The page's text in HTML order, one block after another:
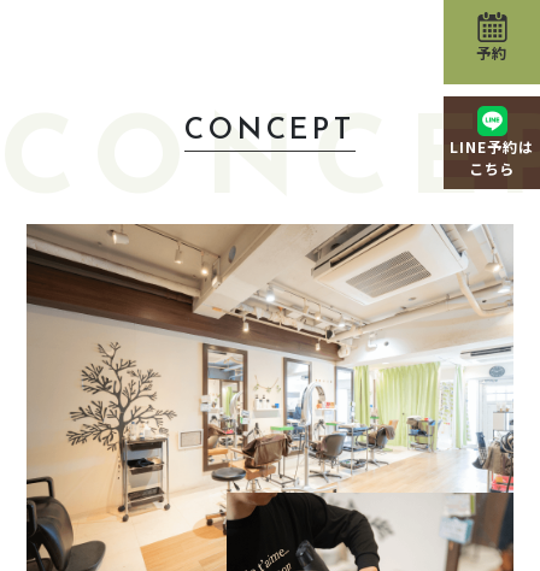
予約
LINE予約は
こちら
CONCEPT